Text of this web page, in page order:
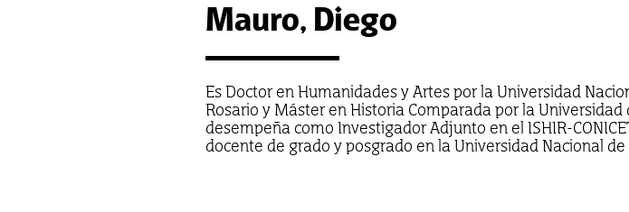
Mauro, Diego
Es Doctor en Humanidades y Artes por la Universidad
Rosario y Máster en Historia Comparada por la Universidad
desempeña como Investigador Adjunto en el ISHIR-
docente de grado y posgrado en la Universidad Nacional de